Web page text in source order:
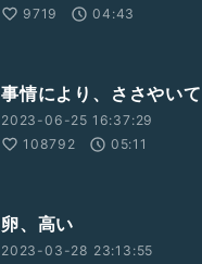
9719
04:43
事情により、ささやい
2023-06-25 16:37:29
108792
05:11
卵、高い
2023-03-28 23:13:55